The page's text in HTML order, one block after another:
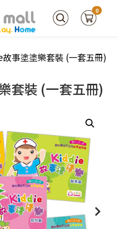
0
事塗塗樂套裝 (一套五冊)
套裝 (一套五冊)